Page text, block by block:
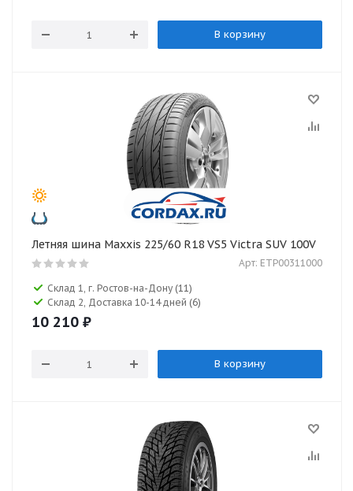
В корзину
Летняя шина Maxxis 225/60 R18 VS5 Victra SUV 100V
Арт: ETP00311000
Склад 1, г. Ростов-на-Дону (11)
Склад 2, Доставка 10-14 дней (6)
10 210 ₽
В корзину